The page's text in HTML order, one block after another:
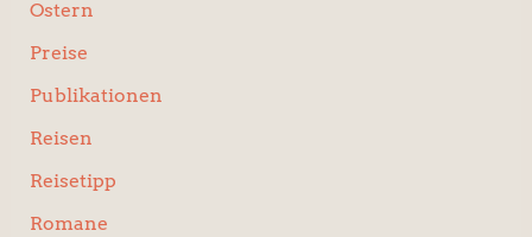
Ostern
Preise
Publikationen
Reisen
Reisetipp
Romane